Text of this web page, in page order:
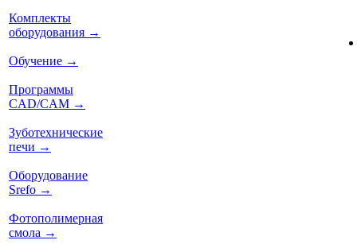
Комплекты
оборудования →
Обучение →
Программы
CAD/CAM →
Зуботехнические
печи →
Оборудование
Srefo →
Фотополимерная
смола →